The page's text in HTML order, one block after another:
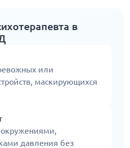
в
или
маскирующихся
давления без